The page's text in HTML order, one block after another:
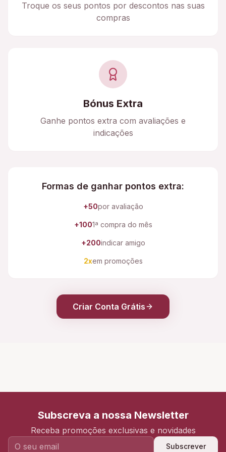
Troque os seus pontos por descontos nas suas
compras
Bónus Extra
Ganhe pontos extra com avaliações e
indicações
Formas de ganhar pontos extra:
+50por avaliação
+1001ª compra do mês
+200indicar amigo
2xem promoções
Criar Conta Grátis
Subscreva a nossa Newsletter
Receba promoções exclusivas e novidades
Subscrever